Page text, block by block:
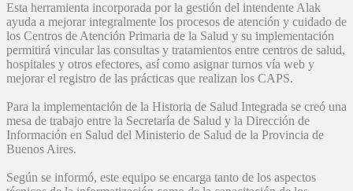
Esta herramienta incorporada por la gestión del intendente Alak
ayuda a mejorar integralmente los procesos de atención y cuidado de
los Centros de Atención Primaria de la Salud y su implementación
permitirá vincular las consultas y tratamientos entre centros de salud,
hospitales y otros efectores, así como asignar turnos vía web y
mejorar el registro de las prácticas que realizan los CAPS.
Para la implementación de la Historia de Salud Integrada se creó una
mesa de trabajo entre la Secretaría de Salud y la Dirección de
Información en Salud del Ministerio de Salud de la Provincia de
Buenos Aires.
Según se informó, este equipo se encarga tanto de los aspectos